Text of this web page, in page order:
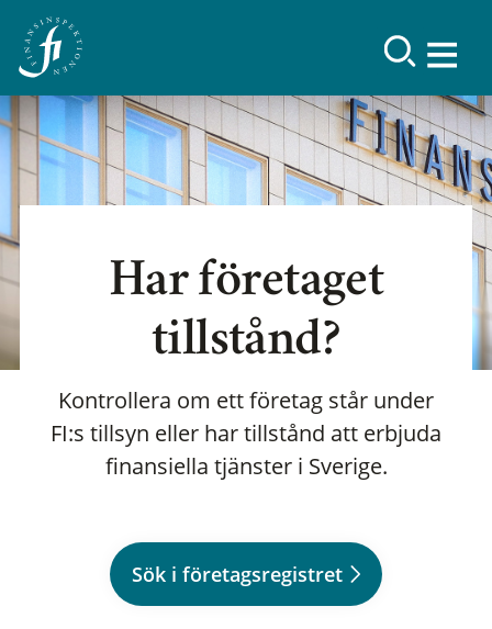
Har företaget
tillstånd?
Kontrollera om ett företag står under
FI:s tillsyn eller har tillstånd att erbjuda
finansiella tjänster i Sverige.
Sök i företagsregistret